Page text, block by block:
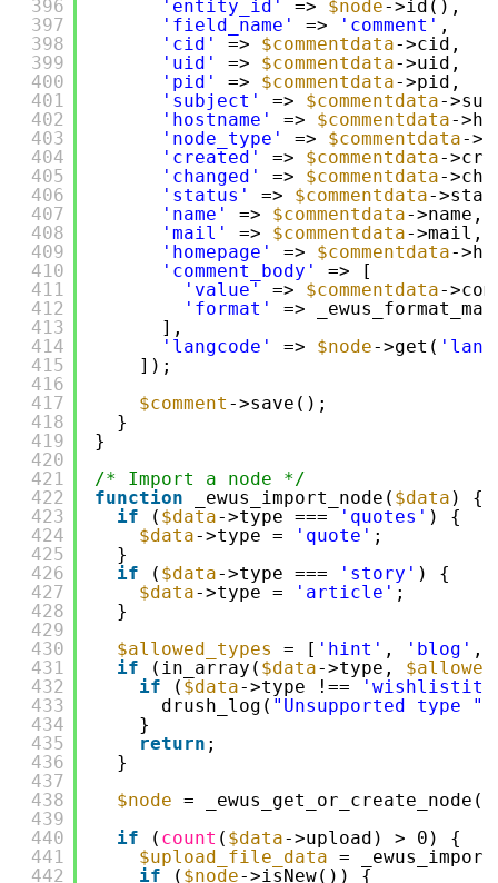
396
397
398
399
400
401
402
403
404
405
406
407
408
409
410
411
412
413
414
415
416
417
418
419
420
421
422
423
424
425
426
427
428
429
430
431
432
433
434
435
436
437
438
439
440
441
442
'entity_id' => $node->id(),
'field_name'
=> 'comment' ,
'cid'
=> $commentdata->cid,
'uid'
=> $commentdata->uid,
'pid'
=> $commentdata->pid,
'subject'
=> $commentdata-
'hostname'
=> $commentdata-
'node_type'
=> $commentdata-
'created'
=> $commentdata-
'changed'
=> $commentdata-
'status'
=> $commentdata-
'name'
=> $commentdata->name,
'mail'
=> $commentdata->mail,
'homepage'
=> $commentdata-
'comment_body'
=> [
'value'
=> $commentdata-
'format'
=>
],
'langcode'
=> $node->get(
]);
$comment ->save();
}
}
/* Import a node */
function
_ewus_import_node( $data ) {
if
( $data->type === 'quotes' ) {
$data->type = 'quote' ;
}
if
( $data->type === 'story' ) {
$data->type = 'article' ;
}
$allowed_types
= [ 'hint' , 'blog' ,
if
(in_array( $data->type,
if
( $data->type !==
drush_log( "Unsupported type "
}
return ;
}
$node = _ewus_get_or_create_node(
if
( count ( $data->upload) > 0) {
$upload_file_data =
if
( $node->isNew()) {